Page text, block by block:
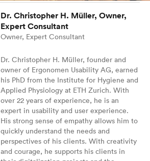
Dr. Christopher H. Müller, Owner,
Expert Consultant
Owner, Expert Consultant
Dr. Christopher H. Müller, founder and
owner of Ergonomen Usability AG, earned
his PhD from the Institute for Hygiene and
Applied Physiology at ETH Zurich. With
over 22 years of experience, he is an
expert in usability and user experience.
His strong sense of empathy allows him to
quickly understand the needs and
perspectives of his clients. With creativity
and courage, he supports his clients in